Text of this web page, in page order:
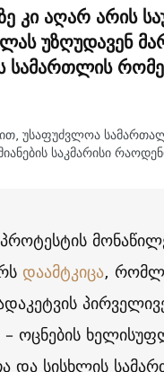
კი აღარ არის
უზღუდავენ
სამართლის
უსაფუძვლოა
საკმარისი
დაამტკიცა,
– ოცნების
სისხლის